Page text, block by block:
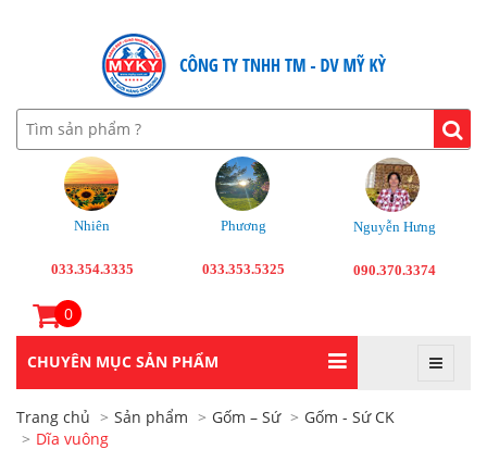
Nhiên
033.354.3335
Phương
033.353.5325
Nguyễn Hưng
090.370.3374
0
CHUYÊN MỤC SẢN PHẨM
Trang chủ Sản phẩm Gốm – Sứ
Gốm - Sứ CK
Dĩa vuông